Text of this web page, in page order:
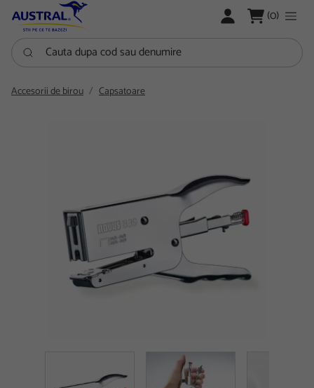
LOGARE (0)
Cauta dupa cod sau denumire
Accesorii de birou Capsatoare